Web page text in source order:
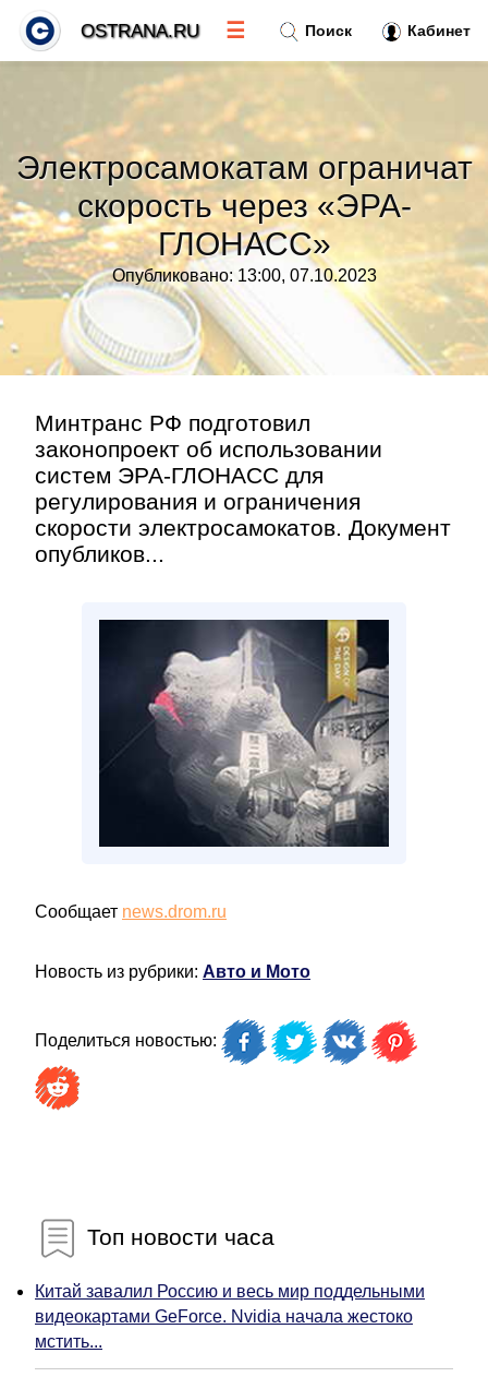
Электросамокатам ограничат
скорость через «ЭРА-
ГЛОНАСС»
Опубликовано: 13:00, 07.10.2023
Минтранс РФ подготовил
законопроект об использовании
систем ЭРА-ГЛОНАСС для
регулирования и ограничения
скорости электросамокатов. Документ
опубликов...
Сообщает news.drom.ru
Новость из рубрики: Авто и Мото
Поделиться новостью:
Топ новости часа
Китай завалил Россию и весь мир поддельными
видеокартами GeForce. Nvidia начала жестоко
мстить...
Поиск Кабинет
OSTRANA.RU ☰
Тренды новостей »
Рубрики»
Правила
Контакт»